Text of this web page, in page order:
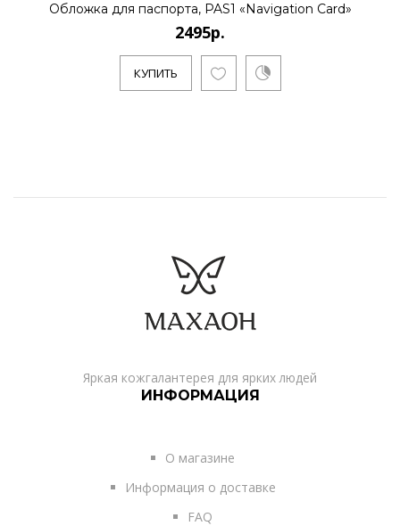
Обложка для паспорта, PAS1 «Navigation Card»
2495р.
КУПИТЬ
Яркая кожгалантерея для ярких людей
ИНФОРМАЦИЯ
О магазине
Информация о доставке
FAQ